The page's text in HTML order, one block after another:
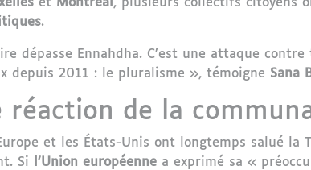
et Montréal , plusieurs collectifs citoyens
.
dépasse Ennahdha. C’est une attaque
depuis 2011 : le pluralisme », témoigne Sana
réaction de la
et les États-Unis ont longtemps salué la
Si
l’Union européenne a exprimé sa «